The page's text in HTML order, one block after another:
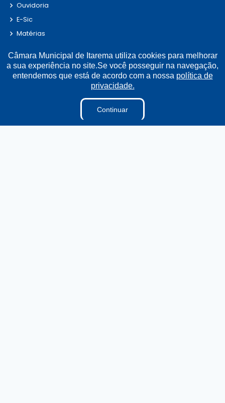
Ouvidoria
E-Sic
Matérias
Contracheque
Convênio
Câmara Municipal de Itarema utiliza cookies para melhorar
a sua experiência no site.Se você posseguir na navegação,
entendemos que está de acordo com a nossa política de
privacidade.
Continuar